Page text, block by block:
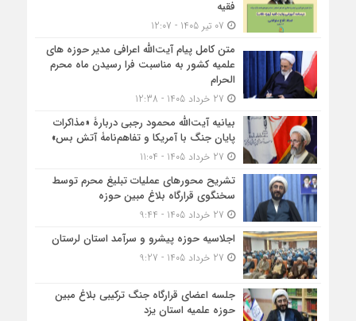
فقیه
متن کامل پیام آیت‌الله اعرافی مدیر حوزه های
علمیه کشور به مناسبت فرا رسیدن ماه محرم
الحرام
بیانیه آیت‌الله محمود رجبی دربارۀ «مذاکرات
پایان جنگ با آمریکا و تفاهم‌نامۀ آتش بس»
تشریح محورهای عملیات تبلیغ محرم توسط
سخنگوی قرارگاه بلاغ مبین حوزه
اجلاسیه حوزه پیشرو و سرآمد استان لرستان
جلسه اعضای قرارگاه جنگ ترکیبی بلاغ مبین
حوزه علمیه استان یزد